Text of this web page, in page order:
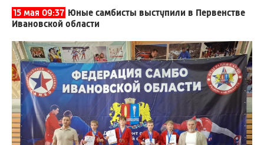
15 мая 09:37 Юные самбисты выступили в Первенстве
Ивановской области